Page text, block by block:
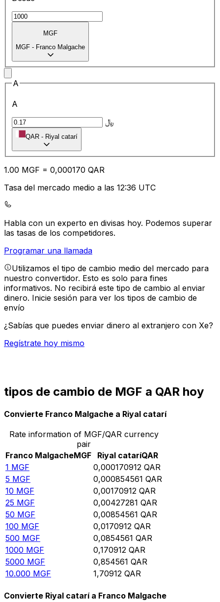
MGF
MGF - Franco Malgache
A
A
﷼
QAR - Riyal catarí
1.00 MGF = 0,000170 QAR
Tasa del mercado medio a las 12:36 UTC
Habla con un experto en divisas hoy. Podemos superar
las tasas de los competidores.
Programar una llamada
Utilizamos el tipo de cambio medio del mercado para
nuestro convertidor. Esto es solo para fines
informativos. No recibirá este tipo de cambio al enviar
dinero. Inicie sesión para ver los tipos de cambio de
envío
¿Sabías que puedes enviar dinero al extranjero con Xe?
Regístrate hoy mismo
tipos de cambio de MGF a QAR hoy
Convierte Franco Malgache a Riyal catarí
Rate information of MGF/QAR currency
pair
Franco MalgacheMGF Riyal cataríQAR
1 MGF 0,000170912 QAR
5 MGF 0,000854561 QAR
10 MGF 0,00170912 QAR
25 MGF 0,00427281 QAR
50 MGF 0,00854561 QAR
100 MGF 0,0170912 QAR
500 MGF 0,0854561 QAR
1000 MGF 0,170912 QAR
5000 MGF 0,854561 QAR
10.000 MGF 1,70912 QAR
Convierte Riyal catarí a Franco Malgache